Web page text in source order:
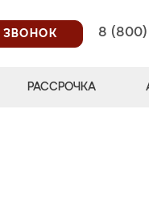
ЗВОНОК
8 (800)
РАССРОЧКА